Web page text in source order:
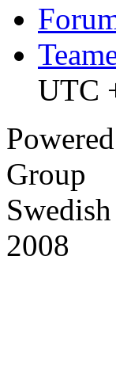
UTC
Group
2008